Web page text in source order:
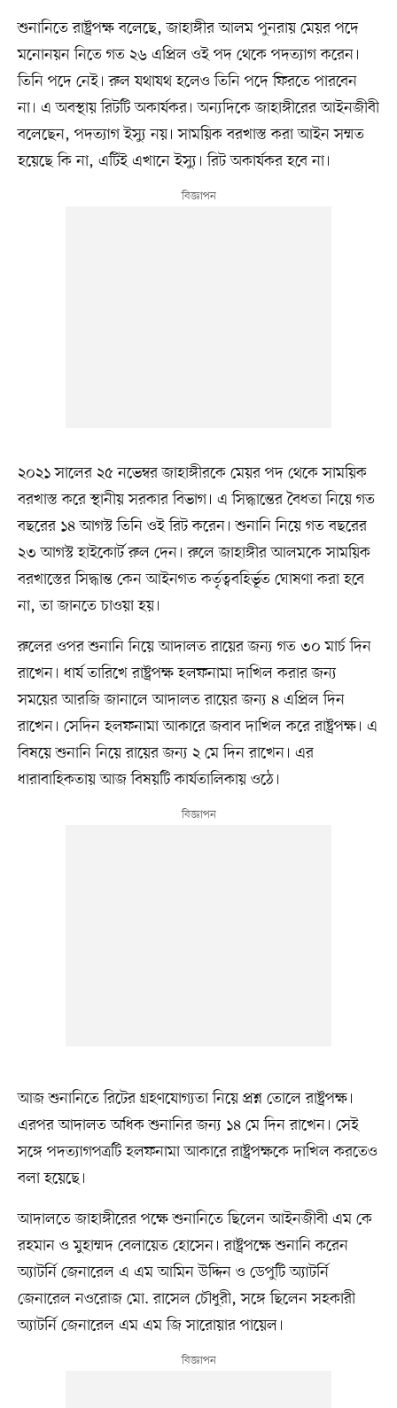
শুনানিতে রাষ্ট্রপক্ষ বলেছে, জাহাঙ্গীর আলম পুনরায় মেয়র পদে
মনোনয়ন নিতে গত ২৬ এপ্রিল ওই পদ থেকে পদত্যাগ করেন।
তিনি পদে নেই। রুল যথাযথ হলেও তিনি পদে ফিরতে পারবেন
না। এ অবস্থায় রিটটি অকার্যকর। অন্যদিকে জাহাঙ্গীরের আইনজীবী
বলেছেন, পদত্যাগ ইস্যু নয়। সাময়িক বরখাস্ত করা আইন সম্মত
হয়েছে কি না, এটিই এখানে ইস্যু। রিট অকার্যকর হবে না।
২০২১ সালের ২৫ নভেম্বর জাহাঙ্গীরকে মেয়র পদ থেকে সাময়িক
বরখাস্ত করে স্থানীয় সরকার বিভাগ। এ সিদ্ধান্তের বৈধতা নিয়ে গত
বছরের ১৪ আগস্ট তিনি ওই রিট করেন। শুনানি নিয়ে গত বছরের
২৩ আগস্ট হাইকোর্ট রুল দেন। রুলে জাহাঙ্গীর আলমকে সাময়িক
বরখাস্তের সিদ্ধান্ত কেন আইনগত কর্তৃত্ববহির্ভূত ঘোষণা করা হবে
না, তা জানতে চাওয়া হয়।
রুলের ওপর শুনানি নিয়ে আদালত রায়ের জন্য গত ৩০ মার্চ দিন
রাখেন। ধার্য তারিখে রাষ্ট্রপক্ষ হলফনামা দাখিল করার জন্য
সময়ের আরজি জানালে আদালত রায়ের জন্য ৪ এপ্রিল দিন
রাখেন। সেদিন হলফনামা আকারে জবাব দাখিল করে রাষ্ট্রপক্ষ। এ
বিষয়ে শুনানি নিয়ে রায়ের জন্য ২ মে দিন রাখেন। এর
ধারাবাহিকতায় আজ বিষয়টি কার্যতালিকায় ওঠে।
আজ শুনানিতে রিটের গ্রহণযোগ্যতা নিয়ে প্রশ্ন তোলে রাষ্ট্রপক্ষ।
এরপর আদালত অধিক শুনানির জন্য ১৪ মে দিন রাখেন। সেই
সঙ্গে পদত্যাগপত্রটি হলফনামা আকারে রাষ্ট্রপক্ষকে দাখিল করতেও
বলা হয়েছে।
আদালতে জাহাঙ্গীরের পক্ষে শুনানিতে ছিলেন আইনজীবী এম কে
রহমান ও মুহাম্মদ বেলায়েত হোসেন। রাষ্ট্রপক্ষে শুনানি করেন
অ্যাটর্নি জেনারেল এ এম আমিন উদ্দিন ও ডেপুটি অ্যাটর্নি
জেনারেল নওরোজ মো. রাসেল চৌধুরী, সঙ্গে ছিলেন সহকারী
অ্যাটর্নি জেনারেল এম এম জি সারোয়ার পায়েল।